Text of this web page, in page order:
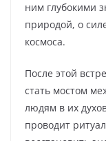
ним глубокими
природой, о
космоса.
После этой
стать мостом
людям в их
проводит